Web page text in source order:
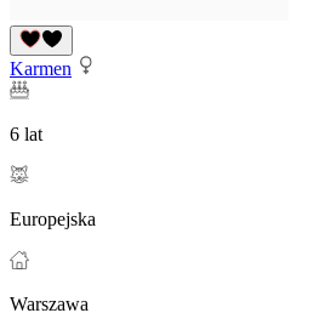
Karmen
6 lat
Europejska
Warszawa